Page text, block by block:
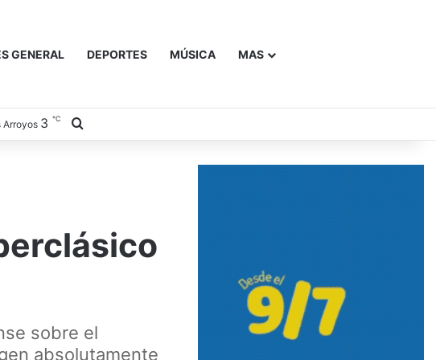
GENERAL DEPORTES MÚSICA MAS
Arroyos 3 ℃ Buscar
sobre el
absolutamente